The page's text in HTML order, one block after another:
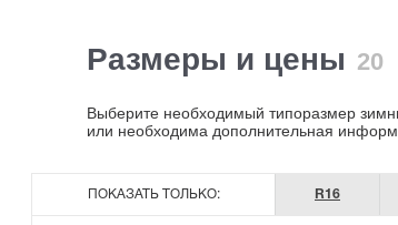
Размеры и цены 20
Выберите необходимый типоразмер
или необходима дополнительная
ПОКАЗАТЬ ТОЛЬКО: R16